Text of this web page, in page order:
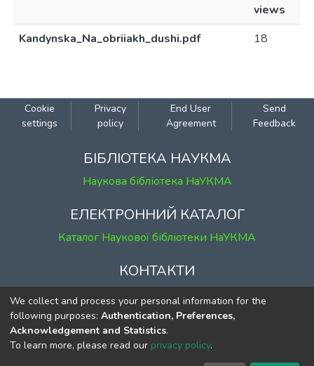
views
Kandynska_Na_obriiakh_dushi.pdf
18
Cookie
settings
Privacy
policy
End User
Agreement
Send
Feedback
БІБЛІОТЕКА НАУКМА
Наукова бібліотека НаУКМА
ЕЛЕКТРОННИЙ КАТАЛОГ
Каталог Наукової бібліотеки НаУКМА
КОНТАКТИ
м. Київ, вул. Григорія Сковороди, 2
к. 1, к. 120
тел. (044) 463-69-31
ekmair@ukma.edu.ua
We collect and process your personal information for the
following purposes: Authentication, Preferences,
Acknowledgement and Statistics.
To learn more, please read our privacy policy.